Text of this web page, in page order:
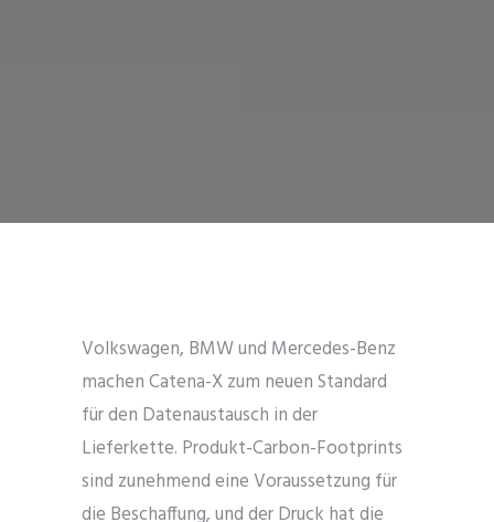
Volkswagen, BMW und Mercedes-Benz
machen Catena-X zum neuen Standard
für den Datenaustausch in der
Lieferkette. Produkt-Carbon-Footprints
sind zunehmend eine Voraussetzung für
die Beschaffung, und der Druck hat die